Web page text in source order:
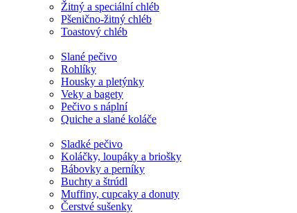
Žitný a speciální chléb
Pšenično-žitný chléb
Toastový chléb
Slané pečivo
Rohlíky
Housky a pletýnky
Veky a bagety
Pečivo s náplní
Quiche a slané koláče
Sladké pečivo
Koláčky, loupáky a briošky
Bábovky a perníky
Buchty a štrúdl
Muffiny, cupcaky a donuty
Čerstvé sušenky